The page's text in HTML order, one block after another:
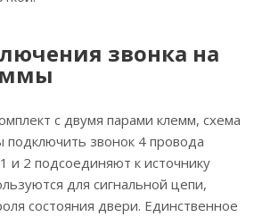
звонка на
с двумя парами клемм, схема
подключить звонок 4 провода
и 2 подсоединяют к источнику
для сигнальной цепи,
состояния двери. Единственное